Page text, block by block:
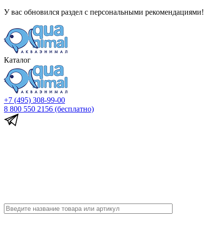
У вас обновился раздел с персональными рекомендациями!
Каталог
+7 (495) 308-99-00
8 800 550 2156 (бесплатно)